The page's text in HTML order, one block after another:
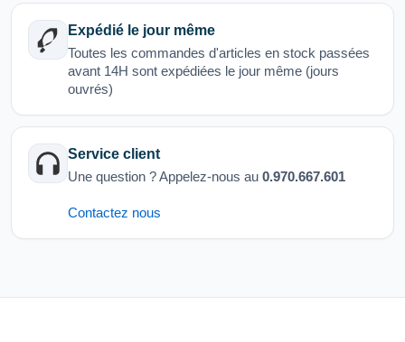
Expédié le jour même
Toutes les commandes d'articles en stock passées
avant 14H sont expédiées le jour même (jours
ouvrés)
Service client
Une question ? Appelez-nous au 0.970.667.601
Contactez nous